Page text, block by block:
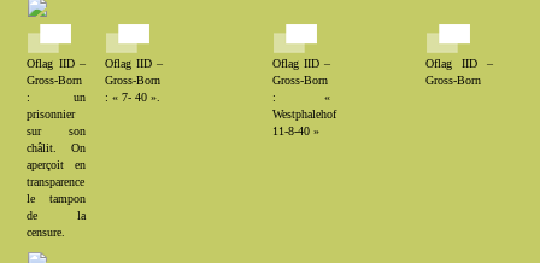
Oflag IID –
Gross-Born
: un
prisonnier
sur son
châlit. On
aperçoit en
transparence
le tampon
de la
censure.
Oflag IID –
Gross-Born
: « 7- 40 ».
Oflag IID –
Gross-Born
: «
Westphalehof
11-8-40 »
Oflag IID –
Gross-Born